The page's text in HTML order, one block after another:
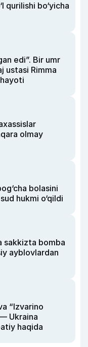
qurilishi bo‘yicha
edi”. Bir umr
ustasi Rimma
olmay
bolasini
hukmi o‘qildi
sakkizta bomba
ayblovlardan
“Izvarino
Ukraina
haqida